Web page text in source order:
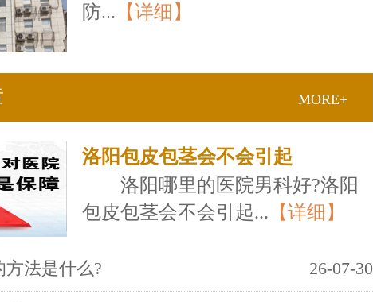
防... 【详细】
MORE+
洛阳包皮包茎会不会引起
洛阳哪里的医院男科好?洛阳
包皮包茎会不会引起... 【详细】
法是什么? 26-07-30